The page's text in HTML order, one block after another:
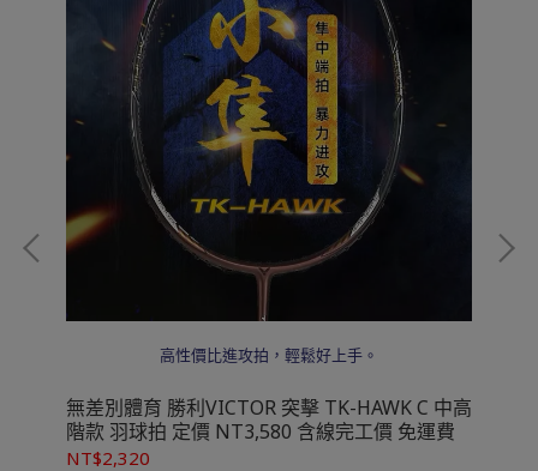
高性價比進攻拍，輕鬆好上手。
無差別體育 勝利VICTOR 突擊 TK-HAWK C 中高
階款 羽球拍 定價 NT3,580 含線完工價 免運費
NT$2,320